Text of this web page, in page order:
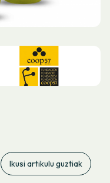
Ikusi artikulu guztiak